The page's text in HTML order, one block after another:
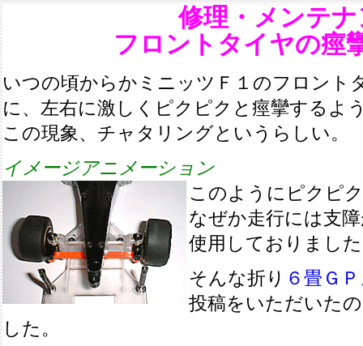
修理・メンテ
フロントタイヤの痙
いつの頃からかミニッツＦ１のフロント
に、左右に激しくピクピクと痙攣するよ
この現象、チャタリングというらしい。
イメージアニメーション
このようにピクピ
なぜか走行には支
使用しておりまし
そんな折り ６畳Ｇ
投稿をいただいた
した。